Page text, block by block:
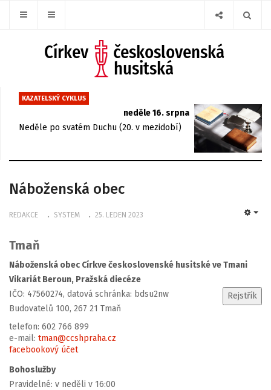
KAZATELSKÝ CYKLUS
neděle 16. srpna
Neděle po svatém Duchu (20. v mezidobí)
Náboženská obec
REDAKCE SYSTEM 25. LEDEN 2023
Tmaň
Náboženská obec Církve československé husitské ve Tmani
Vikariát Beroun, Pražská diecéze
IČO: 47560274, datová schránka: bdsu2nw
Budovatelů 100, 267 21 Tmaň
telefon: 602 766 899
e-mail: tman@ccshpraha.cz
facebookový účet
Bohoslužby
Pravidelné: v neděli v 16:00